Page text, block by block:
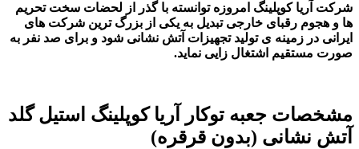
شرکت آریا کوپلینگ امروزه توانسته با گذر از لحضات سخت تحریم
ها و هجوم رقبای خارجی تبدیل به یکی از بزرگ ترین شرکت های
ایرانی در زمینه ی تولید تجهیزات آتش نشانی شود و برای صد نفر به
صورت مستقیم اشتغال زایی نماید.
مشخصات جعبه توکار آریا کوپلینگ استیل گلد
آتش نشانی (بدون قرقره)